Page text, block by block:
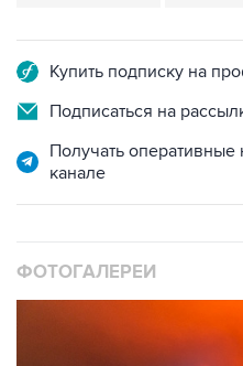
Купить подписку на
Подписаться на
Получать
канале
ФОТОГАЛЕРЕИ